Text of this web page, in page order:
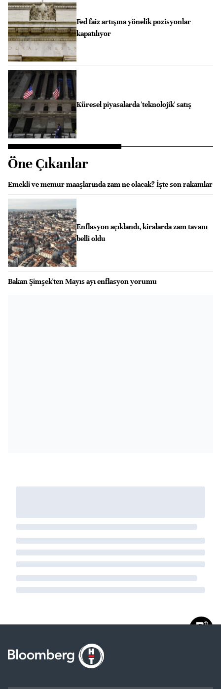
Fed faiz artışına yönelik pozisyonlar
kapatılıyor
Küresel piyasalarda 'teknolojik' satış
Öne Çıkanlar
Emekli ve memur maaşlarında zam ne olacak? İşte son rakamlar
Enflasyon açıklandı, kiralarda zam tavanı
belli oldu
Bakan Şimşek'ten Mayıs ayı enflasyon yorumu